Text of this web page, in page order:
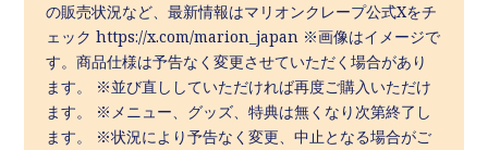
の販売状況など、最新情報はマリオンクレープ公式Xをチ
ェック https://x.com/marion_japan ※画像はイメージで
す。商品仕様は予告なく変更させていただく場合があり
ます。 ※並び直ししていただければ再度ご購入いただけ
ます。 ※メニュー、グッズ、特典は無くなり次第終了し
ます。 ※状況により予告なく変更、中止となる場合がご